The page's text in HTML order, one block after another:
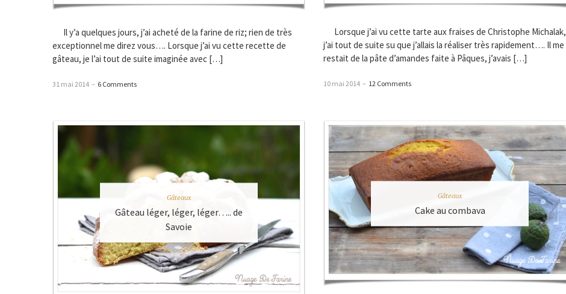
Il y’a quelques jours, j’ai acheté de la farine de riz; rien de très
exceptionnel me direz vous…. Lorsque j’ai vu cette recette de
gâteau, je l’ai tout de suite imaginée avec […]
31 mai 2014 – 6 Comments
Lorsque j’ai vu cette tarte aux fraises de Christophe Michalak,
j’ai tout de suite su que j’allais la réaliser très rapidement…. Il me
restait de la pâte d’amandes faite à Pâques, j’avais […]
10 mai 2014 – 12 Comments
Gâteaux
Gâteau léger, léger, léger….. de
Savoie
Gâteaux
Cake au combava